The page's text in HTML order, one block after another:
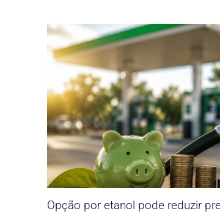
Opção por etanol pode reduzir